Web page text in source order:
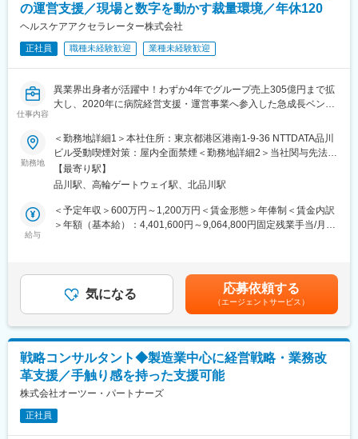
の運営支援／現場と数字を動かす裁量環境／年休120
ヘルスケアアクセラレーター株式会社
正社員 職種未経験歓迎 業種未経験歓迎
仕事内容
異業界出身者が活躍中！わずか4年でグループ売上305億円まで拡
大し、2020年に病院経営支援・運営事業へ参入した急成長ベンチ
個人や部門の数字を追う立場から、病院・介護施設といった“事業
そのもの”を変えていく役割へ。ヘルスケアアクセラレーター株式
会社のオペレーション職は、医療法人の経営管理を担い、収益構
造・コスト・組織・行政対応まで横断的に改善するポジションで
す。法人営業や折衝経験を生かしながら、経営企画寄りのキャリ
アを目指したい方に適しています。
■業務内容
しながら改善を進めます。
・収益改善：診療報酬・介護報酬の確認、稼働率向上に向けた地
域連携
・行政・資金対応：行政への申請・報告、資金繰り把握、金融機
関との調整
改善は短期で完了するものではなく、数字と現場の声を踏まえ継
■業務の魅力
勤務地
＜勤務地詳細1＞本社住所：東京都港区港南1-9-36 NTTDATA品川
ビル受動喫煙対策：屋内全面禁煙＜勤務地詳細2＞当社関与先法人
（全国）住所：全国 受動喫煙対策：敷地内全面禁煙変更の範囲：
会社の定める事業所
【最寄り駅】
品川駅、高輪ゲートウェイ駅、北品川駅
給与
＜予定年収＞600万円～1,200万円＜賃金形態＞年俸制＜賃金内訳
＞年額（基本給）：4,401,600円～9,064,800円固定残業手当/月：
給与補足＞予定年収はあくまでも目安の金額であり、選考を通じ
て上下する可能性があります。■インセンティブ：年1回（業績連
動）■更改（不定期）賃金はあくまでも目安の金額であり、選考を
通じて上下する可能性があります。月給(月額)は固定手当を含めた
表記です。
気になる 応募依頼する
（エージェントサービス）
戦略コンサルタント◆製造業中心に経営戦略・業務改
革支援／手触り感を持った支援可能
株式会社オーツー・パートナーズ
正社員